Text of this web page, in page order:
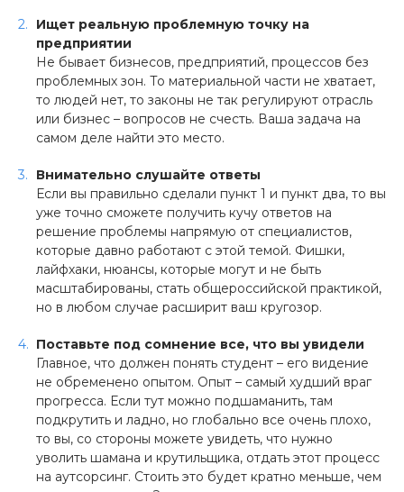
Ищет реальную проблемную точку на
предприятии
Не бывает бизнесов, предприятий, процессов без
проблемных зон. То материальной части не хватает,
то людей нет, то законы не так регулируют отрасль
или бизнес – вопросов не счесть. Ваша задача на
самом деле найти это место.
Внимательно слушайте ответы
Если вы правильно сделали пункт 1 и пункт два, то вы
уже точно сможете получить кучу ответов на
решение проблемы напрямую от специалистов,
которые давно работают с этой темой. Фишки,
лайфхаки, нюансы, которые могут и не быть
масштабированы, стать общероссийской практикой,
но в любом случае расширит ваш кругозор.
Поставьте под сомнение все, что вы увидели
Главное, что должен понять студент – его видение
не обременено опытом. Опыт – самый худший враг
прогресса. Если тут можно подшаманить, там
подкрутить и ладно, но глобально все очень плохо,
то вы, со стороны можете увидеть, что нужно
уволить шамана и крутильщика, отдать этот процесс
на аутсорсинг. Стоить это будет кратно меньше, чем